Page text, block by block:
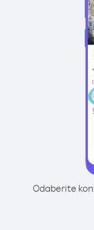
Odaberite